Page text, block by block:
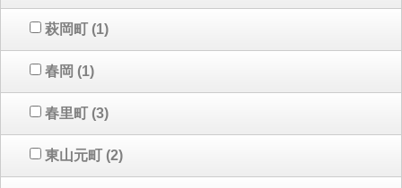
萩岡町 (1)
春岡 (1)
春里町 (3)
東山元町 (2)